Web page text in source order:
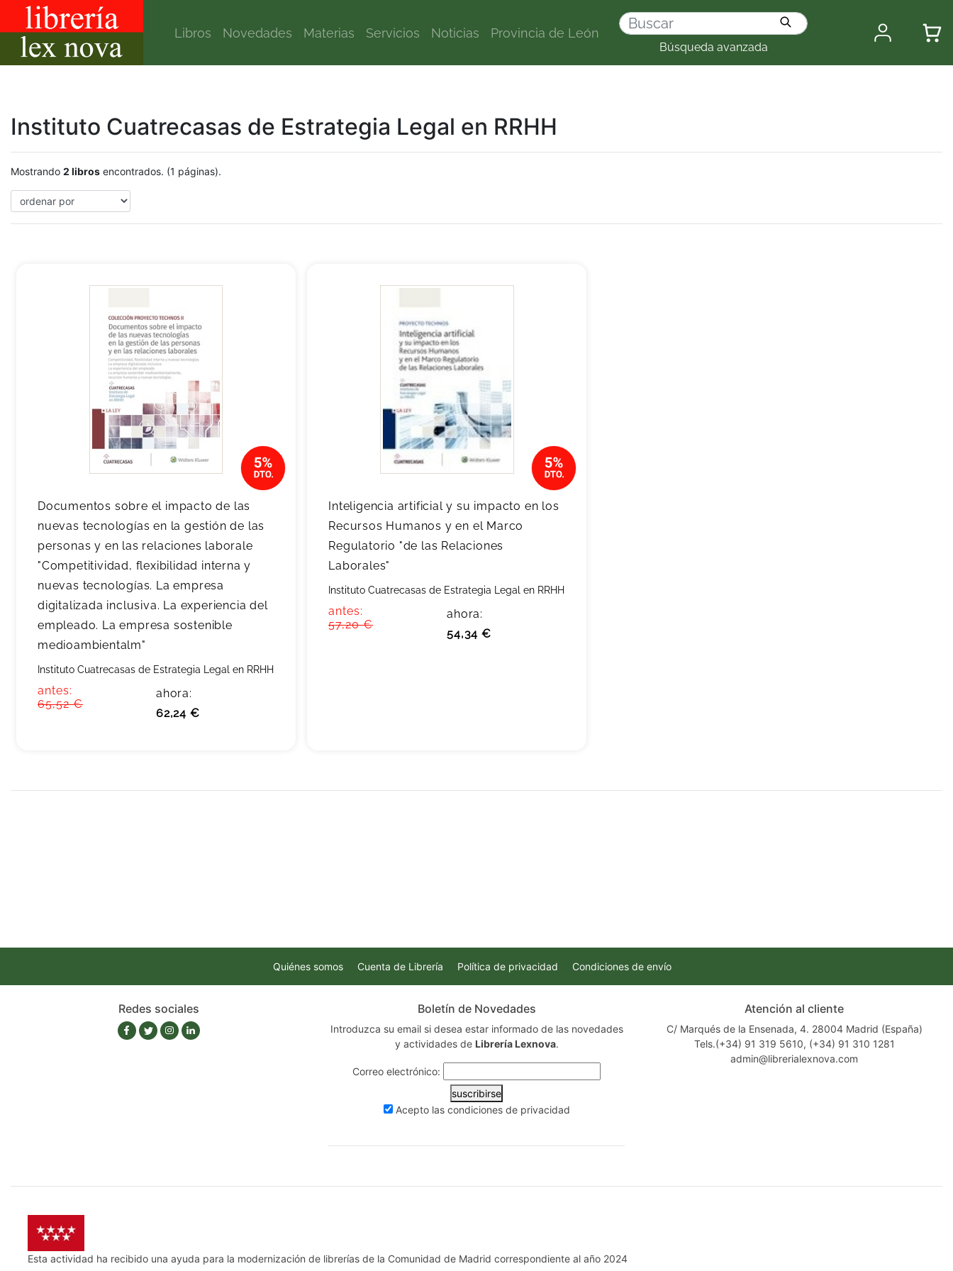
Libros Novedades Materias Servicios Noticias Provincia de León
Búsqueda avanzada
Instituto Cuatrecasas de Estrategia Legal en RRHH
Mostrando 2 libros encontrados. (1 páginas).
Documentos sobre el impacto de las
nuevas tecnologías en la gestión de las
personas y en las relaciones laborale
"Competitividad, flexibilidad interna y
nuevas tecnologías. La empresa
digitalizada inclusiva. La experiencia del
empleado. La empresa sostenible
medioambientalm"
Instituto Cuatrecasas de Estrategia Legal en RRHH
antes:
65,52 €
ahora:
62,24 €
Inteligencia artificial y su impacto en los
Recursos Humanos y en el Marco
Regulatorio "de las Relaciones
Laborales"
Instituto Cuatrecasas de Estrategia Legal en RRHH
antes:
57,20 €
ahora:
54,34 €
Quiénes somos Cuenta de Librería Política de privacidad Condiciones de envío
Redes sociales Boletín de Novedades
Introduzca su email si desea estar informado de las novedades
y actividades de Librería Lexnova.
Correo electrónico:
suscribirse
Acepto las condiciones de privacidad
Atención al cliente
C/ Marqués de la Ensenada, 4. 28004 Madrid (España)
Tels.(+34) 91 319 5610, (+34) 91 310 1281
admin@librerialexnova.com
Esta actividad ha recibido una ayuda para la modernización de librerías de la Comunidad de Madrid correspondiente al año 2024